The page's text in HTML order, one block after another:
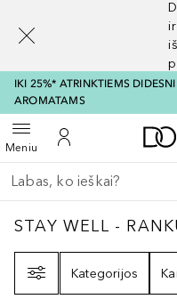
IKI 25%* ATRINKTIEMS
AROMATAMS
MeniuAtidaryti meniuĮ mano paskyrą
Grįžk atgal
Vykdykite paiešką
STAY WELL -
STAY WELL -
Kategorijos